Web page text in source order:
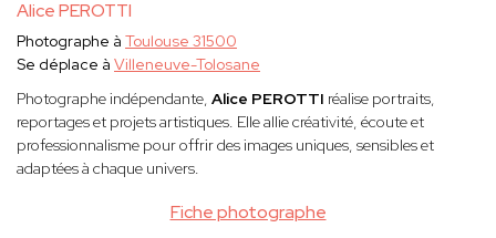
Alice PEROTTI
Fiche photographe
Photographe à Toulouse 31500
Se déplace à Villeneuve-Tolosane
Photographe indépendante, Alice PEROTTI réalise portraits,
reportages et projets artistiques. Elle allie créativité, écoute et
professionnalisme pour offrir des images uniques, sensibles et
adaptées à chaque univers.